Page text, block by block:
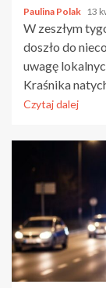
Paulina Polak 13
W zeszłym
doszło do
uwagę
Kraśnika
Czytaj dalej